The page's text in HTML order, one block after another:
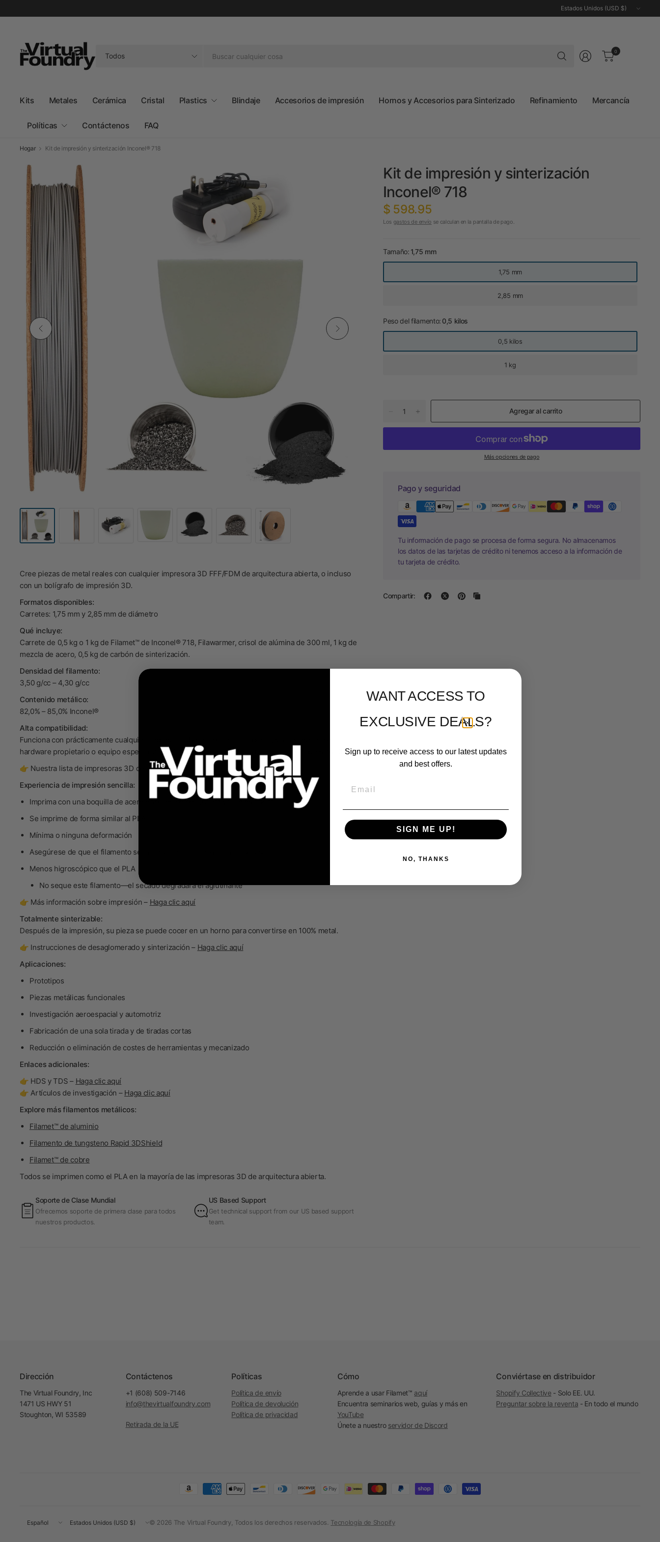
Actualizar
país/región
Buscar
cualquier
cualquier
0
Kits Metales Cerámica Cristal Plastics Blindaje Accesorios de impresión Hornos y Accesorios para Sinterizado Refinamiento Mercancía
Políticas Contáctenos FAQ
Hogar Kit de impresión y sinterización Inconel® 718
Kit de impresión y sinterización
Inconel® 718
$ 598.95
Los gastos de envío se calculan en la pantalla de pago.
Tamaño: 1,75 mm
1,75 mm
2,85 mm
Peso del filamento: 0,5 kilos
0,5 kilos
1 kg
Agregar al carrito
Más opciones de pago
Pago y seguridad
Tu información de pago se procesa de forma segura. No almacenamos
los datos de las tarjetas de crédito ni tenemos acceso a la información de
tu tarjeta de crédito.
Compartir:
Cree piezas de metal reales con cualquier impresora 3D FFF/FDM de arquitectura abierta, o incluso
con un bolígrafo de impresión 3D.
Formatos disponibles:
Carretes: 1,75 mm y 2,85 mm de diámetro
Qué incluye:
Carrete de 0,5 kg o 1 kg de Filamet™ de Inconel® 718, Filawarmer, crisol de alúmina de 300 ml, 1 kg de
mezcla de acero, 0,5 kg de carbón de sinterización.
Densidad del filamento:
3,50 g/cc – 4,30 g/cc
Contenido metálico:
82,0% – 85,0% Inconel®
Alta compatibilidad:
Funciona con prácticamente cualquier impresora 3D de arquitectura abierta, sin necesidad de
hardware propietario o equipo especializado. También compatible con bolígrafos de impresión 3D.
👉 Nuestra lista de impresoras 3D de confianza –Haga clic aquí
Experiencia de impresión sencilla:
Imprima con una boquilla de acero endurecido de 0,6 mm y flujo estándar
Se imprime de forma similar al PLA
Mínima o ninguna deformación
Asegúrese de que el filamento se introduce directamente en el extrusor
Menos higroscópico que el PLA
No seque este filamento—el secado degradará el aglutinante
👉 Más información sobre impresión – Haga clic aquí
Totalmente sinterizable:
Después de la impresión, su pieza se puede cocer en un horno para convertirse en 100% metal.
👉 Instrucciones de desaglomerado y sinterización – Haga clic aquí
Aplicaciones:
Prototipos
Piezas metálicas funcionales
Investigación aeroespacial y automotriz
Fabricación de una sola tirada y de tiradas cortas
Reducción o eliminación de costes de herramientas y mecanizado
Enlaces adicionales:
👉 HDS y TDS – Haga clic aquí
👉 Artículos de investigación – Haga clic aquí
Explore más filamentos metálicos:
Filamet™ de aluminio
Filamento de tungsteno Rapid 3DShield
Filamet™ de cobre
Todos se imprimen como el PLA en la mayoría de las impresoras 3D de arquitectura abierta.
Soporte de Clase Mundial
Ofrecemos soporte de primera clase para todos
nuestros productos.
US Based Support
Get technical support from our US based support
team.
Dirección
The Virtual Foundry, Inc
1471 US HWY 51
Stoughton, WI 53589
Contáctenos
+1 (608) 509-7146
info@thevirtualfoundry.com
Retirada de la UE
Políticas
Política de envío
Política de devolución
Política de privacidad
Cómo
Aprende a usar Filamet™ aquí
Encuentra seminarios web, guías y más en
YouTube
Únete a nuestro servidor de Discord
Conviértase en distribuidor
Shopify Collective - Solo EE. UU.
Preguntar sobre la reventa - En todo el mundo
Actualizar
Actualizar
© 2026 The Virtual Foundry, Todos los derechos reservados. Tecnología de Shopify
WANT ACCESS TO
EXCLUSIVE DEALS?
Sign up to receive access to our latest updates
and best offers.
SIGN ME UP!
NO, THANKS